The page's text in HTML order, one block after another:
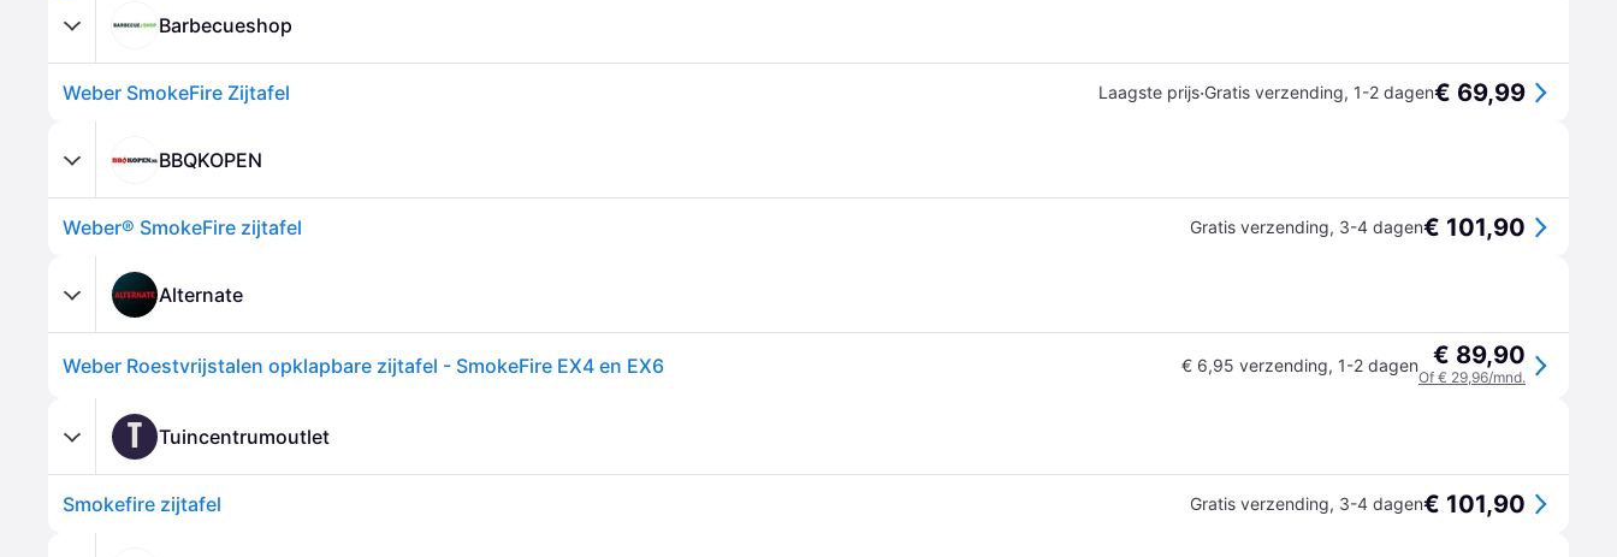
Barbecueshop
Weber SmokeFire Zijtafel Laagste prijs·Gratis verzending, 1-2 dagen€ 69,99
BBQKOPEN
Weber® SmokeFire zijtafel Gratis verzending, 3-4 dagen€ 101,90
Alternate
Weber Roestvrijstalen opklapbare zijtafel - SmokeFire EX4 en EX6 € 6,95 verzending, 1-2 dagen € 89,90
Of € 29,96/mnd.
T Tuincentrumoutlet
Smokefire zijtafel Gratis verzending, 3-4 dagen€ 101,90